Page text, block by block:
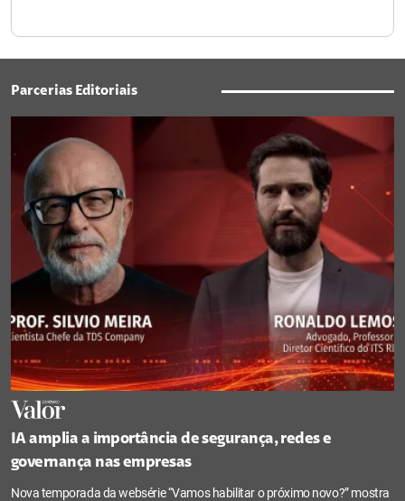
Parcerias Editoriais
IA amplia a importância de segurança, redes e
governança nas empresas
Nova temporada da websérie “Vamos habilitar o próximo novo?” mostra